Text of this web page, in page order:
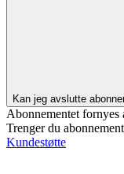
Kan jeg avslutte
Abonnementet fornyes
Trenger du
Kundestøtte